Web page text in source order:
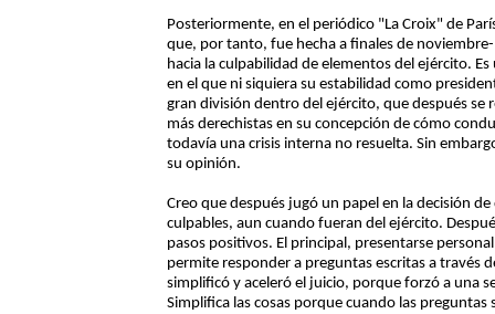
Posteriormente, en el periódico "La Croix" de
que, por tanto, fue hecha a finales de
hacia la culpabilidad de elementos del ejército.
en el que ni siquiera su estabilidad como
gran división dentro del ejército, que después se
más derechistas en su concepción de cómo
todavía una crisis interna no resuelta. Sin
su opinión.
Creo que después jugó un papel en la decisión
culpables, aun cuando fueran del ejército.
pasos positivos. El principal, presentarse
permite responder a preguntas escritas a través
simplificó y aceleró el juicio, porque forzó a una
Simplifica las cosas porque cuando las